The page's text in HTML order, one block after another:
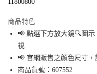
Apple Pay
街口支付
悠遊付
11800800
商品特色
📢 點選下方放大鏡🔍圖
視
📢 官網販售之顏色尺寸
商品貨號：607552